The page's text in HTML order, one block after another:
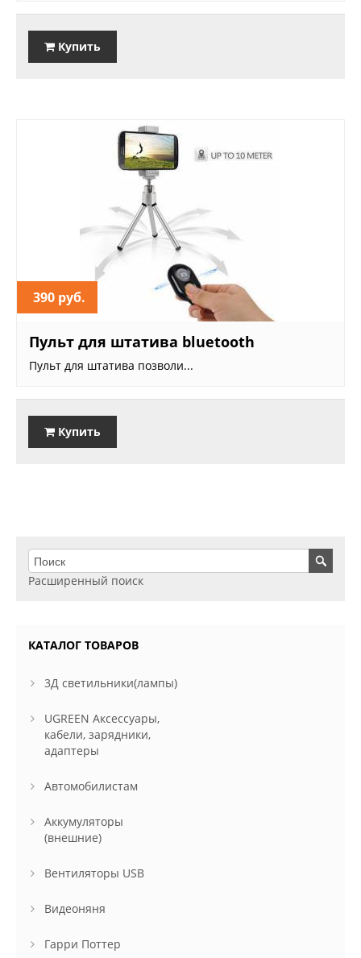
Купить
390 руб.
Пульт для штатива bluetooth
Пульт для штатива позволи...
Купить
Расширенный поиск
КАТАЛОГ ТОВАРОВ
3Д светильники(лампы)
UGREEN Аксессуары,
кабели, зарядники,
адаптеры
Автомобилистам
Аккумуляторы
(внешние)
Вентиляторы USB
Видеоняня
Гарри Поттер